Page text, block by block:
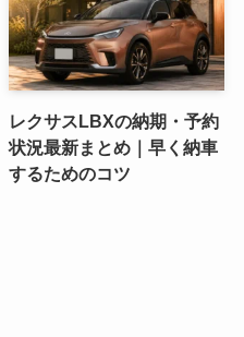
レクサスLBXの納期・予約
状況最新まとめ｜早く納車
するためのコツ